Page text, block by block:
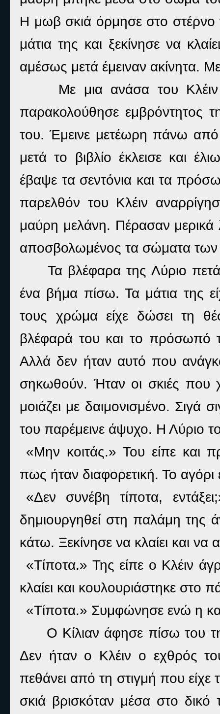
Η μωβ σκιά όρμησε στο στέρνο
μάτια της και ξεκίνησε να
αμέσως μετά έμειναν ακίνητα.
Με μια ανάσα του
παρακολούθησε εμβρόντητος
του. Έμεινε μετέωρη πάνω από
μετά το βιβλίο έκλεισε και
έβαψε τα σεντόνια και τα
παρελθόν του Κλέιν
μαύρη μελάνη. Πέρασαν μερικά
αποσβολωμένος τα σώματα των
Τα βλέφαρα της Λύριο
ένα βήμα πίσω. Τα μάτια της
τους χρώμα είχε δώσει τη
βλέφαρά του και το πρόσωπό
Αλλά δεν ήταν αυτό που
σηκωθούν. Ήταν οι σκιές που
μοιάζει με δαιμονισμένο. Σιγά
του παρέμεινε άψυχο. Η Λύριο
«Μην κοιτάς.» Του είπε και
πως ήταν διαφορετική. Το αγόρι
«Δεν συνέβη τίποτα,
δημιουργηθεί στη παλάμη της
κάτω. Ξεκίνησε να κλαίει και να
«Τίποτα.» Της είπε ο Κλέιν
κλαίει και κουλουριάστηκε στο
«Τίποτα.» Συμφώνησε ενώ η
Ο Κίλιαν άφησε πίσω του
Δεν ήταν ο Κλέιν ο εχθρός
πεθάνει από τη στιγμή που
σκιά βρισκόταν μέσα στο